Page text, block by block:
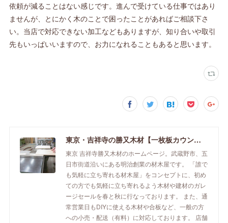
依頼が減ることはない感じです。進んで受けている仕事ではあり
ませんが、とにかく木のことで困ったことがあればご相談下さ
い。当店で対応できない加工などもありますが、知り合いや取引
先もいっぱいいますので、お力になれることもあると思います。
東京・吉祥寺の勝又木材【一枚板カウンター】
東京 吉祥寺勝又木材のホームページ。武蔵野市、五
日市街道沿いにある明治創業の材木屋です。 「誰で
も気軽に立ち寄れる材木屋」をコンセプトに、初め
ての方でも気軽に立ち寄れるよう木材や建材のガレ
ージセールを春と秋に行なっております。 また、通
常営業日もDIYに使える木材や合板など、一般の方
への小売・配送（有料）に対応しております。 店舗